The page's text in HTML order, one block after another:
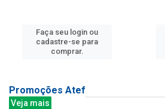
Faça seu login ou
cadastre-se para
comprar.
Promoções Atef
Veja mais